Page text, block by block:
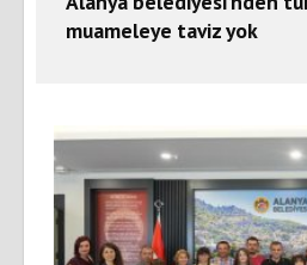
muameleye taviz yok